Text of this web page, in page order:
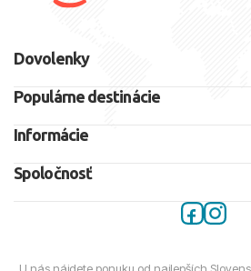
Dovolenky
Populárne destinácie
Informácie
Spoločnosť
U nás nájdete ponuku od najlepších